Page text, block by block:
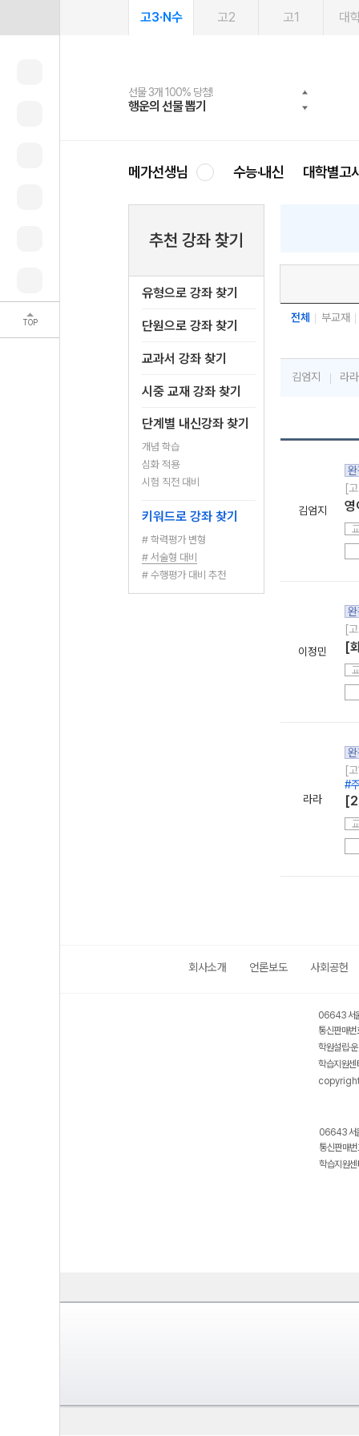
TOP
고3·N수 고2 고1 대
선물 3개 100% 당첨!
행운의 선물 뽑기
선물 100% 증정!
메가스터디 X 올리브
여름방학 스터디 캐시백
메가런 썸머스쿨
2027 러셀 단과
강사 공개선발
스마트러닝앱
설문 EVENT
메가패스
3일 무료 체험권
메가패스 수강생 무료혜택!
메가클럽 멤버십
사회공헌 캠페인
희망이룸 메가나눔
메가선생님 수능·내신 대학별고
추천 강좌 찾기
유형으로 강좌 찾기
단원으로 강좌 찾기
교과서 강좌 찾기
시중 교재 강좌 찾기
단계별 내신강좌 찾기
개념 학습
심화 적용
시험 직전 대비
키워드로 강좌 찾기
# 학력평가 변형
# 서술형 대비
# 수행평가 대비 추천
전체 부교재
김엄지 라라
김엄지
[
영
이정민
[
[
라라
[
#
회사소개 언론보도 사회공헌
06643 서
통신판매
학원설립·
학습지원
06643 서
통신판매
학습지원